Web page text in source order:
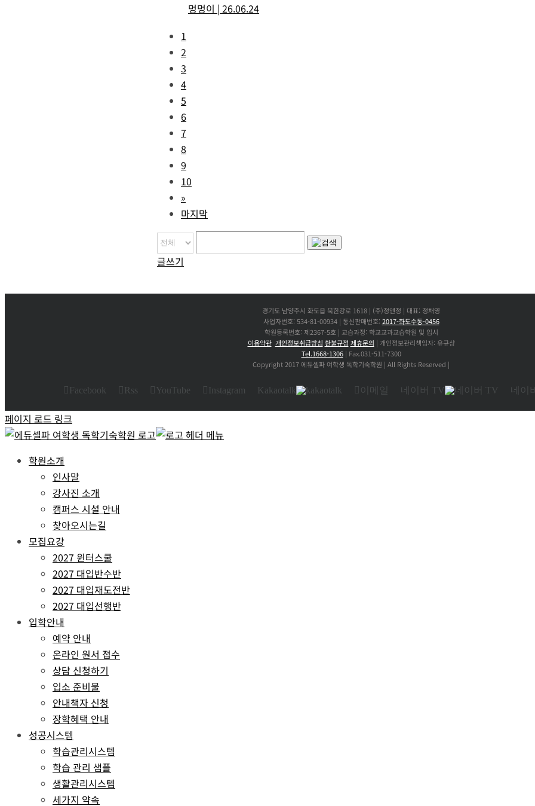
멍멍이 | 26.06.24
1
2
3
4
5
6
7
8
9
10
»
마지막
글쓰기
경기도 남양주시 화도읍 북한강로 1618 | (주)정앤정 | 대표: 정채영
사업자번호: 534-81-00934 | 통신판매번호: 2017-화도수동-0456
학원등록번호: 제2367-5호 | 교습과정: 학교교과교습학원 및 입시
이용약관 개인정보취급방침 환불규정 제휴문의 | 개인정보관리책임자: 유규상
Tel.1668-1306| Fax.031-511-7300
Copyright 2017 에듀셀파 여학생 독학기숙학원 | All Rights Reserved |
Facebook Rss YouTube Instagram Kakaotalk 이메일 네이버 TV 네이
페이지 로드 링크
학원소개
인사말
강사진 소개
캠퍼스 시설 안내
찾아오시는길
모집요강
2027 윈터스쿨
2027 대입반수반
2027 대입재도전반
2027 대입선행반
입학안내
예약 안내
온라인 원서 접수
상담 신청하기
입소 준비물
안내책자 신청
장학혜택 안내
성공시스템
학습관리시스템
학습 관리 샘플
생활관리시스템
세가지 약속